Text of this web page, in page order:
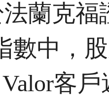
蘭克福
數中，
客